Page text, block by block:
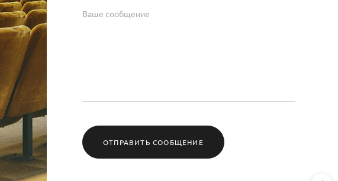
ОТПРАВИТЬ СООБЩЕНИЕ